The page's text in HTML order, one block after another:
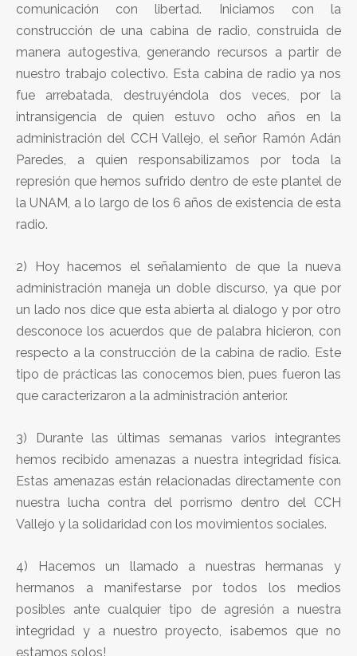
comunicación con libertad. Iniciamos con la
construcción de una cabina de radio, construida de
manera autogestiva, generando recursos a partir de
nuestro trabajo colectivo. Esta cabina de radio ya nos
fue arrebatada, destruyéndola dos veces, por la
intransigencia de quien estuvo ocho años en la
administración del CCH Vallejo, el señor Ramón Adán
Paredes, a quien responsabilizamos por toda la
represión que hemos sufrido dentro de este plantel de
la UNAM, a lo largo de los 6 años de existencia de esta
radio.
2) Hoy hacemos el señalamiento de que la nueva
administración maneja un doble discurso, ya que por
un lado nos dice que esta abierta al dialogo y por otro
desconoce los acuerdos que de palabra hicieron, con
respecto a la construcción de la cabina de radio. Este
tipo de prácticas las conocemos bien, pues fueron las
que caracterizaron a la administración anterior.
3) Durante las últimas semanas varios integrantes
hemos recibido amenazas a nuestra integridad física.
Estas amenazas están relacionadas directamente con
nuestra lucha contra del porrismo dentro del CCH
Vallejo y la solidaridad con los movimientos sociales.
4) Hacemos un llamado a nuestras hermanas y
hermanos a manifestarse por todos los medios
posibles ante cualquier tipo de agresión a nuestra
integridad y a nuestro proyecto, ¡sabemos que no
estamos solos!